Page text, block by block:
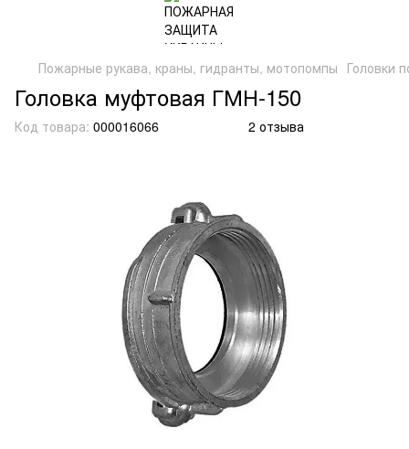
Пожарные рукава, краны, гидранты, мотопомпы Головки
Головка муфтовая ГМН-150
Код товара: 000016066 2 отзыва